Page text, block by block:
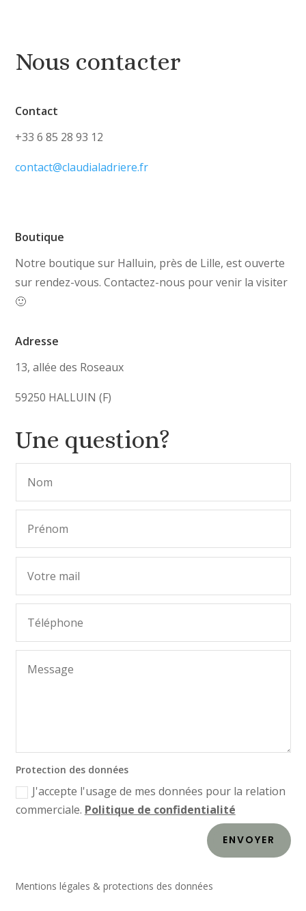
Nous contacter
Contact
+33 6 85 28 93 12
contact@claudialadriere.fr
Boutique
Notre boutique sur Halluin, près de Lille, est ouverte
sur rendez-vous. Contactez-nous pour venir la visiter
🙂
Adresse
13, allée des Roseaux
59250 HALLUIN (F)
Une question?
Protection des données
J'accepte l'usage de mes données pour la relation
commerciale. Politique de confidentialité
ENVOYER
Mentions légales & protections des données